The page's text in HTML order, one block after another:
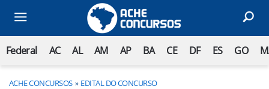
Federal AC AL AM AP BA CE DF ES GO
ACHE CONCURSOS EDITAL DO CONCURSO